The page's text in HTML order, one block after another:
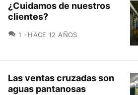
¿Cuidamos de nuestros
clientes?
1 COMENTARIOS
HACE 12 AÑOS
Las ventas cruzadas son
aguas pantanosas